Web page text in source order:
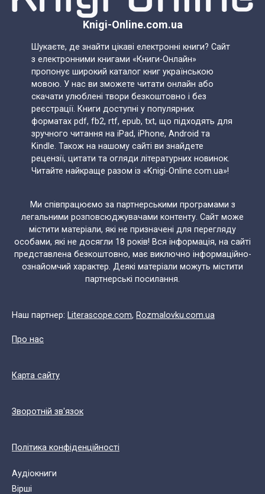
Knigi-Online.com.ua
Шукаєте, де знайти цікаві електронні книги? Сайт
з електронними книгами «Книги-Онлайн»
пропонує широкий каталог книг українською
мовою. У нас ви зможете читати онлайн або
скачати улюблені твори безкоштовно і без
реєстрації. Книги доступні у популярних
форматах pdf, fb2, rtf, epub, txt, що підходять для
зручного читання на iPad, iPhone, Android та
Kindle. Також на нашому сайті ви знайдете
рецензії, цитати та огляди літературних новинок.
Читайте найкраще разом із «Knigi-Online.com.ua»!
Ми співпрацюємо за партнерськими програмами з
легальними розповсюджувачами контенту. Сайт може
містити матеріали, які не призначені для перегляду
особами, які не досягли 18 років! Вся інформація, на сайті
представлена безкоштовно, має виключно інформаційно-
ознайомчий характер. Деякі матеріали можуть містити
партнерські посилання.
Наш партнер: Literascope.com, Rozmalovku.com.ua
Про нас
Карта сайту
Зворотній зв'язок
Політика конфіденційності
Аудіокниги
Вірші